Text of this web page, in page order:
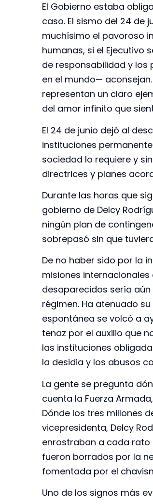
El Gobierno estaba
caso. El sismo del 24 de
muchísimo el pavoroso
humanas, si el Ejecutivo
de responsabilidad y los
en el mundo—
representan un claro
del amor infinito que
El 24 de junio dejó al
instituciones
sociedad lo requiere y
directrices y planes
Durante las horas que
gobierno de Delcy
ningún plan de
sobrepasó sin que
De no haber sido por la
misiones
desaparecidos sería
régimen. Ha atenuado
espontánea se volcó a
tenaz por el auxilio que
las instituciones
la desidia y los abusos
La gente se pregunta
cuenta la Fuerza
Dónde los tres millones
vicepresidenta, Delcy
enrostraban a cada rato
fueron borrados por la
fomentada por el
Uno de los signos más